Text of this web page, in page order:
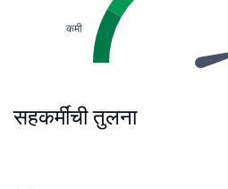
कमी
सहकर्मींची तुलना